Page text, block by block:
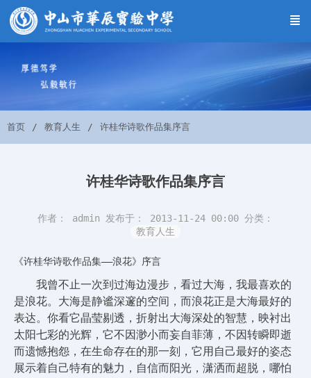
首页 教育人生 许桂华诗歌作品集序言
许桂华诗歌作品集序言
作者： admin 发布于： 2013-11-24 00:00 分类：
教育人生
《许桂华诗歌作品集――浪花》序言
我曾不止一次到过海边漫步，看过大海，我最喜欢的
是浪花。大海是静谧深邃的空间，而浪花正是大海最好的
表达。你看它晶莹剔透，折射出大海深处的智慧，映衬出
太阳七彩的光辉，它不因渺小而妄自菲薄，不因转瞬即逝
而遗憾抱怨，在生命存在的那一刻，它用自己最好的姿态
展示着自己特有的魅力，自信而阳光，潇洒而超脱，哪怕